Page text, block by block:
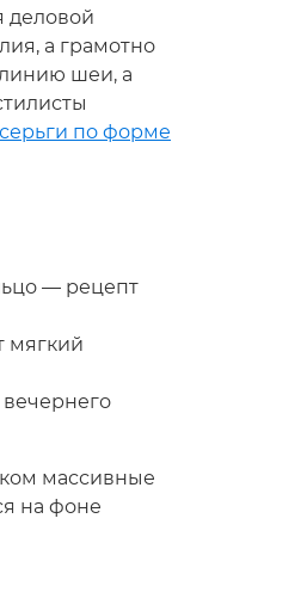
деловой
а грамотно
линию шеи, а
по форме
— рецепт
мягкий
массивные
на фоне